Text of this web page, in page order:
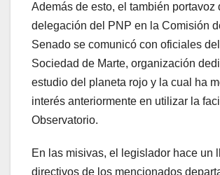
Además de esto, el también portavoz
delegación del PNP en la Comisión
Senado se comunicó con oficiales
Sociedad de Marte, organización
estudio del planeta rojo y la cual ha
interés anteriormente en utilizar la
Observatorio.
En las misivas, el legislador hace un
directivos de los mencionados